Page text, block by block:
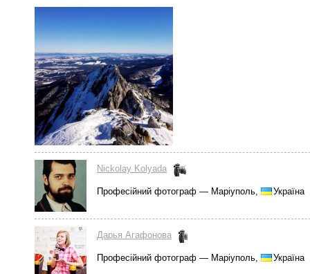
Nickolay Kolyada
Професійний фотограф — Маріуполь, Україна
Дарья Агафонова
Професійний фотограф — Маріуполь, Україна